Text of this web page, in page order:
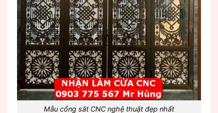
Mẫu cổng sắt CNC nghệ thuật đẹp nhất